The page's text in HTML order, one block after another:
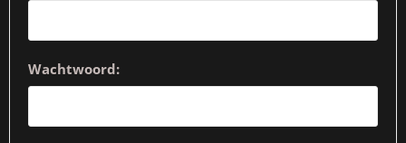
Wachtwoord: